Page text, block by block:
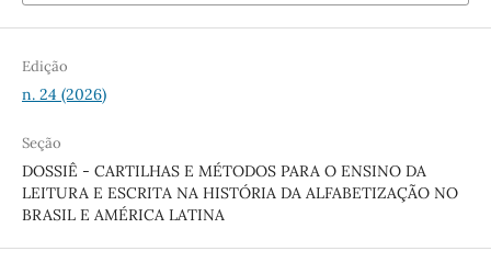
Edição
n. 24 (2026)
Seção
DOSSIÊ - CARTILHAS E MÉTODOS PARA O ENSINO DA
LEITURA E ESCRITA NA HISTÓRIA DA ALFABETIZAÇÃO NO
BRASIL E AMÉRICA LATINA